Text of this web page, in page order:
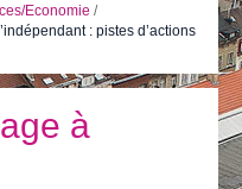
Economie /
: pistes d’actions
à